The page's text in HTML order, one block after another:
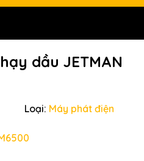
dầu JETMAN
Loại: Máy phát điện